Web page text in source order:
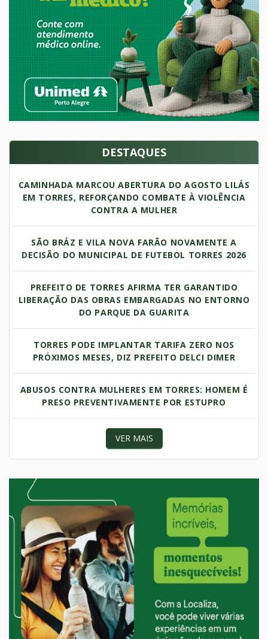
DESTAQUES
CAMINHADA MARCOU ABERTURA DO AGOSTO LILÁS
EM TORRES, REFORÇANDO COMBATE À VIOLÊNCIA
CONTRA A MULHER
SÃO BRÁZ E VILA NOVA FARÃO NOVAMENTE A
DECISÃO DO MUNICIPAL DE FUTEBOL TORRES 2026
PREFEITO DE TORRES AFIRMA TER GARANTIDO
LIBERAÇÃO DAS OBRAS EMBARGADAS NO ENTORNO
DO PARQUE DA GUARITA
TORRES PODE IMPLANTAR TARIFA ZERO NOS
PRÓXIMOS MESES, DIZ PREFEITO DELCI DIMER
ABUSOS CONTRA MULHERES EM TORRES: HOMEM É
PRESO PREVENTIVAMENTE POR ESTUPRO
VER MAIS